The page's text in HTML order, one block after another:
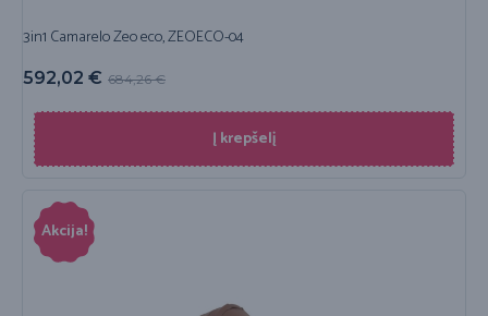
3in1 Camarelo Zeo eco, ZEOECO-04
684,26€
592,02 €
Į krepšelį
Akcija!